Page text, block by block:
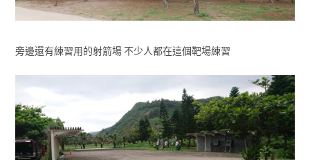
旁邊還有練習用的射箭場 不少人都在這個靶場練習